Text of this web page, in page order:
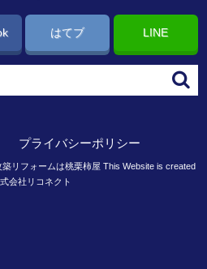
はてブ LINE
プライバシーポリシー
リフォームは桃栗柿屋 This Website is created
会社リコネクト